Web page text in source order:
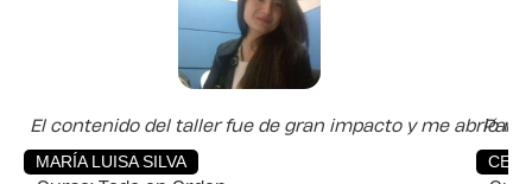
El contenido del taller fue de gran impacto y me abrió
MARÍA LUISA SILVA
Para